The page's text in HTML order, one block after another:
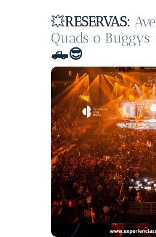
💥RESERVAS:
Quads o Buggys
🛻😎